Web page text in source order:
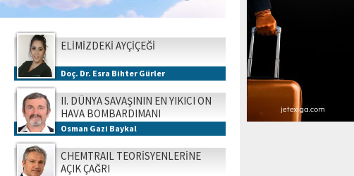
ELİMİZDEKİ AYÇİÇEĞİ
Doç. Dr. Esra Bihter Gürler
II. DÜNYA SAVAŞININ EN YIKICI ON
HAVA BOMBARDIMANI
Osman Gazi Baykal
CHEMTRAIL TEORİSYENLERİNE
AÇIK ÇAĞRI